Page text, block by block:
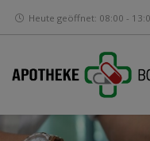
Heute geöffnet: 08:00 -